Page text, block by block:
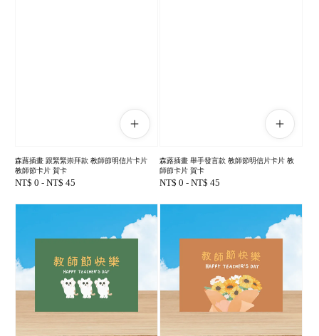
森蕗插畫 跟緊緊崇拜款 教師節明信片卡片
教師節卡片 賀卡
Regular
NT$ 0 - NT$ 45
森蕗插畫 舉手發言款 教師節明信片卡片 教
師節卡片 賀卡
Regular
NT$ 0 - NT$ 45